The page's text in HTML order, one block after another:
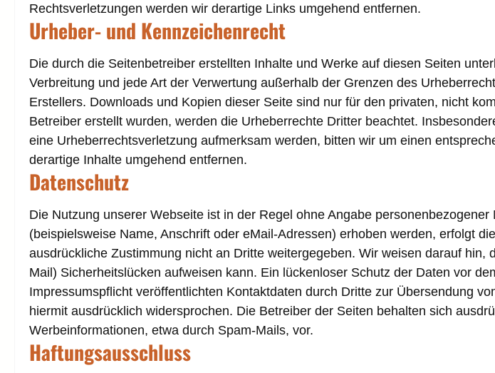
Rechtsverletzungen werden wir derartige Links umgehend entfernen.
Urheber- und Kennzeichenrecht
Die durch die Seitenbetreiber erstellten Inhalte und Werke auf diesen Seiten
Verbreitung und jede Art der Verwertung außerhalb der Grenzen des
Erstellers. Downloads und Kopien dieser Seite sind nur für den privaten, nicht
Betreiber erstellt wurden, werden die Urheberrechte Dritter beachtet.
eine Urheberrechtsverletzung aufmerksam werden, bitten wir um einen
derartige Inhalte umgehend entfernen.
Datenschutz
Die Nutzung unserer Webseite ist in der Regel ohne Angabe
(beispielsweise Name, Anschrift oder eMail-Adressen) erhoben werden, erfolgt
ausdrückliche Zustimmung nicht an Dritte weitergegeben. Wir weisen darauf
Mail) Sicherheitslücken aufweisen kann. Ein lückenloser Schutz der Daten vor
Impressumspflicht veröffentlichten Kontaktdaten durch Dritte zur Übersendung
hiermit ausdrücklich widersprochen. Die Betreiber der Seiten behalten sich
Werbeinformationen, etwa durch Spam-Mails, vor.
Haftungsausschluss